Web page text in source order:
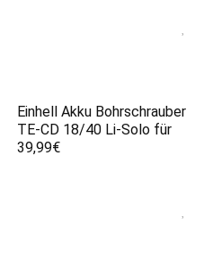
Einhell Akku Bohrschrauber
TE-CD 18/40 Li-Solo für
39,99€